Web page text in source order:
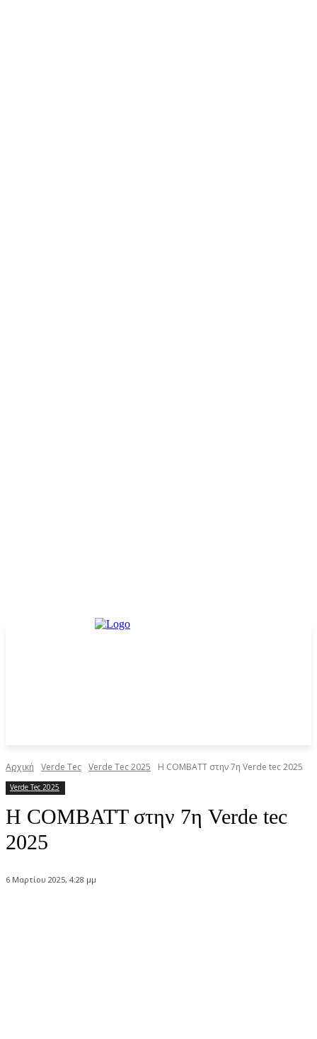
Αρχική Verde Tec Verde Tec 2025 Η COMBATT στην 7η Verde tec 2025
Verde Tec 2025
Η COMBATT στην 7η Verde tec
2025
6 Μαρτίου 2025, 4:28 μμ